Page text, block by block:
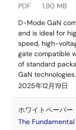
PDF
1.90 MB
D-Mode GaN
and is ideal for
speed, high-
gate compatible
of standard
GaN technologies.
2025年12月19日
ホワイトペーパー
The